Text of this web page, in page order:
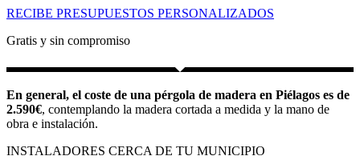
RECIBE PRESUPUESTOS PERSONALIZADOS
Gratis y sin compromiso
En general, el coste de una pérgola de madera en Piélagos es de
2.590€, contemplando la madera cortada a medida y la mano de
obra e instalación.
INSTALADORES CERCA DE TU MUNICIPIO